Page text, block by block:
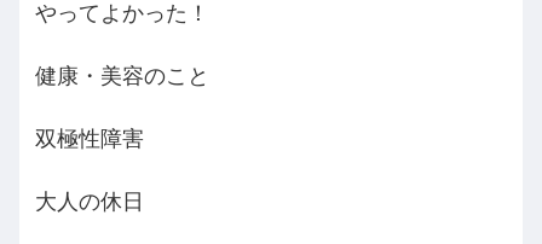
やってよかった！
健康・美容のこと
双極性障害
大人の休日